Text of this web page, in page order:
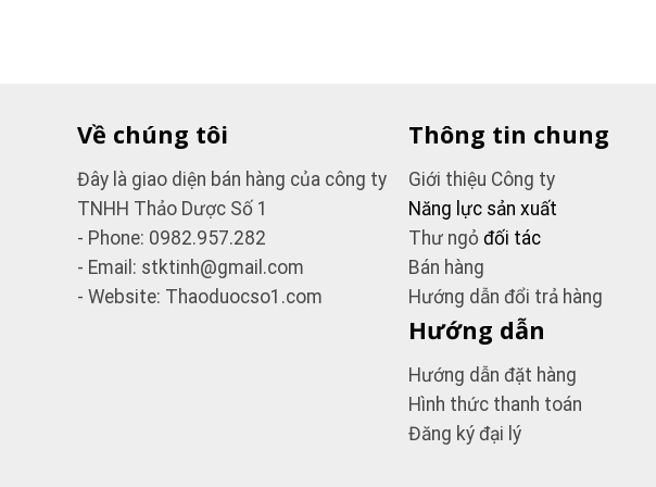
Về chúng tôi
Đây là giao diện bán hàng của công ty
TNHH Thảo Dược Số 1
- Phone: 0982.957.282
- Email: stktinh@gmail.com
- Website: Thaoduocso1.com
Thông tin chung
Giới thiệu Công ty
Năng lực sản xuất
Thư ngỏđối tác
Bán hàng
Hướng dẫn đổi trả hàng
Hướng dẫn
Hướng dẫn đặt hàng
Hình thức thanh toán
Đăng ký đại lý